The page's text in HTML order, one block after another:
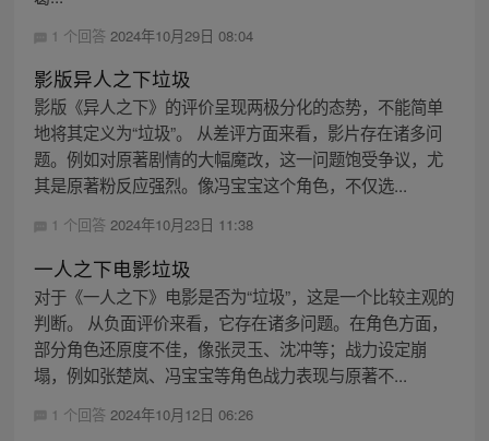
1 个回答 2024年10月29日 08:04
影版异人之下垃圾
影版《异人之下》的评价呈现两极分化的态势，不能简单
地将其定义为“垃圾”。 从差评方面来看，影片存在诸多问
题。例如对原著剧情的大幅魔改，这一问题饱受争议，尤
其是原著粉反应强烈。像冯宝宝这个角色，不仅选...
1 个回答 2024年10月23日 11:38
一人之下电影垃圾
对于《一人之下》电影是否为“垃圾”，这是一个比较主观的
判断。 从负面评价来看，它存在诸多问题。在角色方面，
部分角色还原度不佳，像张灵玉、沈冲等；战力设定崩
塌，例如张楚岚、冯宝宝等角色战力表现与原著不...
1 个回答 2024年10月12日 06:26